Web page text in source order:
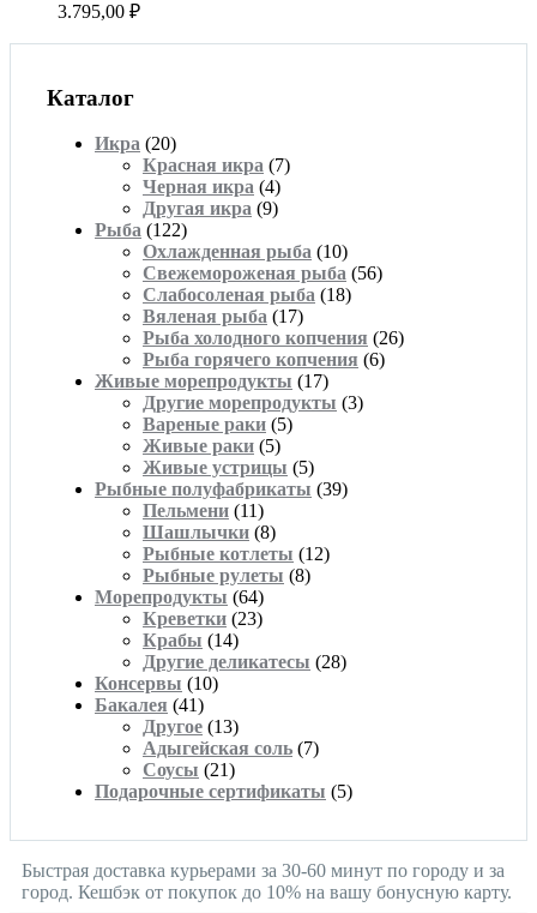
3.795,00 ₽
Каталог
Икра (20)
Красная икра (7)
Черная икра (4)
Другая икра (9)
Рыба (122)
Охлажденная рыба (10)
Свежемороженая рыба (56)
Слабосоленая рыба (18)
Вяленая рыба (17)
Рыба холодного копчения (26)
Рыба горячего копчения (6)
Живые морепродукты (17)
Другие морепродукты (3)
Вареные раки (5)
Живые раки (5)
Живые устрицы (5)
Рыбные полуфабрикаты (39)
Пельмени (11)
Шашлычки (8)
Рыбные котлеты (12)
Рыбные рулеты (8)
Морепродукты (64)
Креветки (23)
Крабы (14)
Другие деликатесы (28)
Консервы (10)
Бакалея (41)
Другое (13)
Адыгейская соль (7)
Соусы (21)
Подарочные сертификаты (5)
Быстрая доставка курьерами за 30-60 минут по городу и за
город. Кешбэк от покупок до 10% на вашу бонусную карту.